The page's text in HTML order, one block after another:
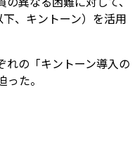
、キントーン）を活用
れの「キントーン導入の
た。